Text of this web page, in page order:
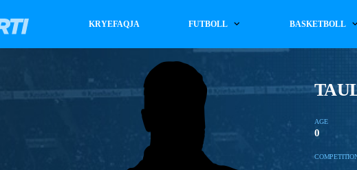
KRYEFAQJA FUTBOLL BASKETBOLL
AGE
0